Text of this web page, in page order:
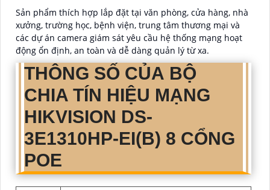
Sản phẩm thích hợp lắp đặt tại văn phòng, cửa hàng, nhà
xưởng, trường học, bệnh viện, trung tâm thương mại và
các dự án camera giám sát yêu cầu hệ thống mạng hoạt
động ổn định, an toàn và dễ dàng quản lý từ xa.
THÔNG SỐ CỦA BỘ
CHIA TÍN HIỆU MẠNG
HIKVISION DS-
3E1310HP-EI(B) 8 CỔNG
POE